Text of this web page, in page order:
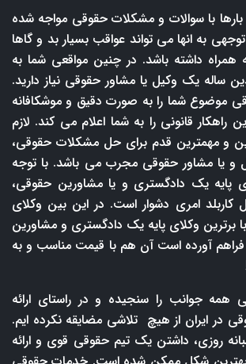
با سوالات و مشکلات حقوقی مواجه شده
به انها می تواند عواقب بسیار بد و گاها
همراه داشته باشد. در چنین مواقعی شما به
ساله یک وکیل یا مشاور حقوقی نیاز دارید.
موضوع شما را به صورت دقیق و موشکافانه
راهکار قانونی را به شما اعلام می کند. لازم
و مهمترین قدم برای حل مشکلات حقوقی،
و یا مشاور حقوقی مجرب می باشد. با توجه
پایه یک دادگستری و یا مشاورین حقوقی،
کاربلد امری دشوار است. در این بین وکلای
با برترین وکلای پایه یک دادگستری و مشاورین
فراهم آورده است آن هم با قیمت مناسب و به
همه جوانب را سنجیده و در راستای ارائه
در ایران از هیچ تلاشی مضایقه نکرده ایم.
روزی، داشتن یک تیم حقوقی قوی و ارائه